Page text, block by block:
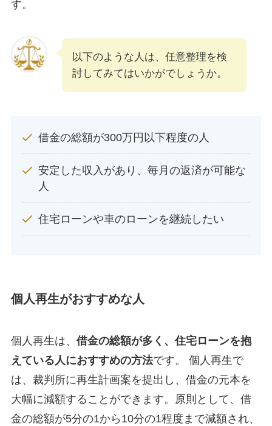
す。
以下のような人は、任意整理を検
討してみてはいかがでしょうか。
借金の総額が300万円以下程度の人
安定した収入があり、毎月の返済が可能な
人
住宅ローンや車のローンを継続したい
個人再生がおすすめな人
個人再生は、 借金の総額が多く、住宅ローンを抱
えている人におすすめの方法です。 個人再生で
は、裁判所に再生計画案を提出し、借金の元本を
大幅に減額することができます。原則として、借
金の総額が5分の1から10分の1程度まで減額され、